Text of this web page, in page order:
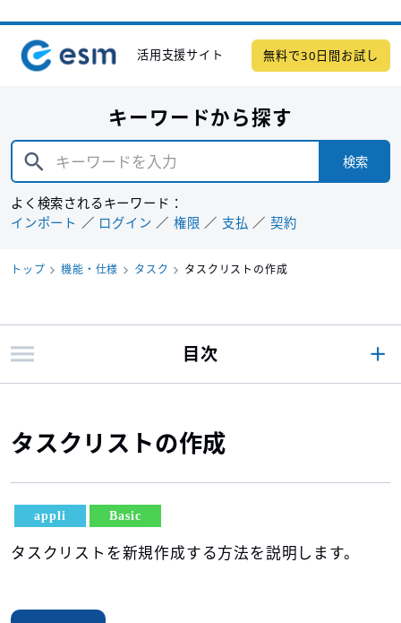
活用支援サイト 無料で30日間お試し
キーワードから探す
検索
よく検索されるキーワード：
インポート
ログイン 権限 支払 契約
トップ 機能・仕様 タスク タスクリストの作成
タスクリストの作成
appli Basic
タスクリストを新規作成する方法を説明します。
目次